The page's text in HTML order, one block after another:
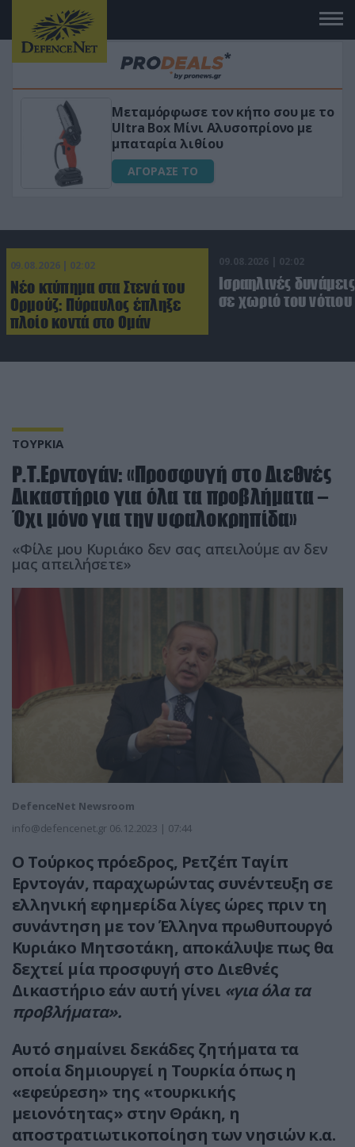
«Μαγική» φόρμουλα τριβόλι + VIP
για αύξηση της λίμπιντο
ΑΓΟΡΑΣΕ ΤΟ
09.08.2026 | 02:02
Νέο κτύπημα στα Στενά του
Ορμούζ: Πύραυλος έπληξε
πλοίο κοντά στο Ομάν
09.08.2026 | 02:02
Ισραηλινές
σε χωριό του
ΤΟΥΡΚΙΑ
Ρ.Τ.Ερντογάν: «Προσφυγή στο Διεθνές
Δικαστήριο για όλα τα προβλήματα –
Όχι μόνο για την υφαλοκρηπίδα»
«Φίλε μου Κυριάκο δεν σας απειλούμε αν δεν
μας απειλήσετε»
DefenceNet Newsroom
info@defencenet.gr 06.12.2023 | 07:44
Ο Τούρκος πρόεδρος, Ρετζέπ Ταγίπ
Ερντογάν, παραχωρώντας συνέντευξη σε
ελληνική εφημερίδα λίγες ώρες πριν τη
συνάντηση με τον Έλληνα πρωθυπουργό
Κυριάκο Μητσοτάκη, αποκάλυψε πως θα
δεχτεί μία προσφυγή στο Διεθνές
Δικαστήριο εάν αυτή γίνει «για όλα τα
προβλήματα».
Αυτό σημαίνει δεκάδες ζητήματα τα
οποία δημιουργεί η Τουρκία όπως η
«εφεύρεση» της «τουρκικής
μειονότητας» στην Θράκη, η
αποστρατιωτικοποίηση των νησιών κ.α.